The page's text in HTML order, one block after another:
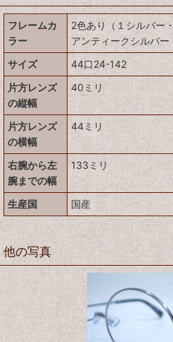
フレームカ
ラー
2色あり（１シルバー
アンティークシルバ
サイズ
44口24-142
片方レンズ
の縦幅
40ミリ
片方レンズ
の横幅
44ミリ
右腕から左
腕までの幅
133ミリ
生産国 国産
他の写真